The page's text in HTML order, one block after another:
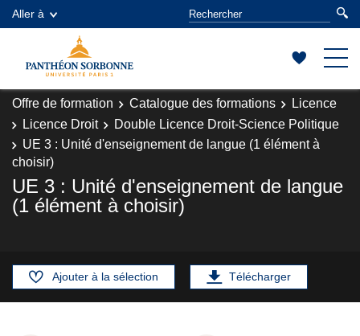
Aller à
Offre de formation Catalogue des formations
Licence
Licence Droit
Double Licence Droit-Science Politique
UE 3 : Unité d'enseignement de langue (1 élément à
choisir)
UE 3 : Unité d'enseignement de langue
(1 élément à choisir)
Ajouter à la sélection Télécharger